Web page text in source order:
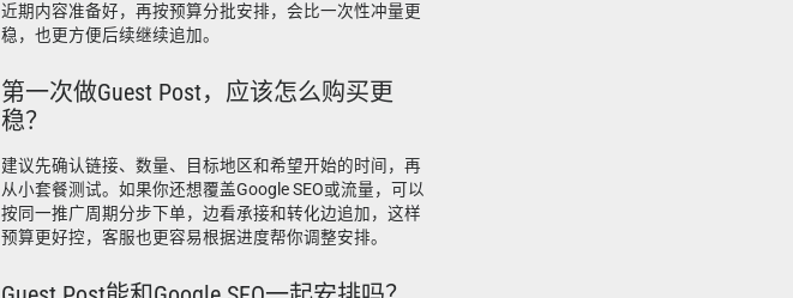
近期内容准备好，再按预算分批安排，会比一次性冲量更
稳，也更方便后续继续追加。
第一次做Guest Post，应该怎么购买更
稳？
建议先确认链接、数量、目标地区和希望开始的时间，再
从小套餐测试。如果你还想覆盖Google SEO或流量，可以
按同一推广周期分步下单，边看承接和转化边追加，这样
预算更好控，客服也更容易根据进度帮你调整安排。